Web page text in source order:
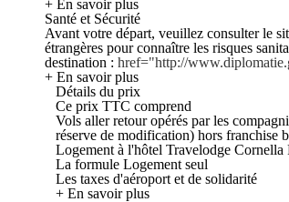
+ En savoir plus
Santé et Sécurité
Avant votre départ, veuillez consulter le
étrangères pour connaître les risques
destination : href="http://
+ En savoir plus
Détails du prix
Ce prix TTC comprend
Vols aller retour opérés par les
réserve de modification) hors franchise
Logement à l'hôtel Travelodge Cornella
La formule Logement seul
Les taxes d'aéroport et de solidarité
+ En savoir plus